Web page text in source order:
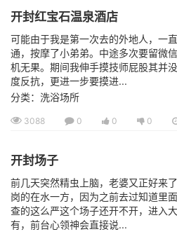
开封红宝石温泉酒店
可能由于我是第一次去的外地人，一
通，按摩了小弟弟。中途多次要留微
机无果。期间我伸手摸技师屁股其并
度反抗，更进一步要摸进...
分类：洗浴场所
3088 0 0 0
开封场子
前几天突然精虫上脑，老婆又正好来
岗的在水一方，因为之前去过知道里
查的这么严这个场子还开不开，进入
有，前台心领神会直接说...